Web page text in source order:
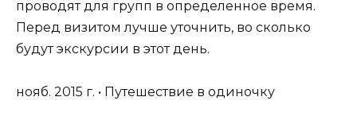
проводят для групп в определенное время.
Перед визитом лучше уточнить, во сколько
будут экскурсии в этот день.
нояб. 2015 г. • Путешествие в одиночку